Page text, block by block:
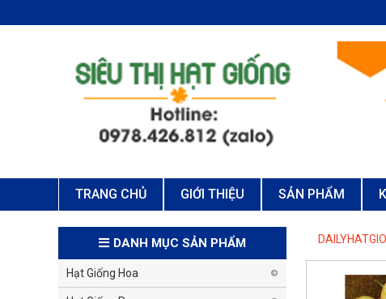
TRANG CHỦ GIỚI THIỆU SẢN PHẨM
DANH MỤC SẢN PHẨM
Hạt Giống Hoa